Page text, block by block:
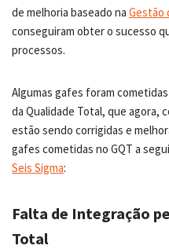
de melhoria baseado na Gestão
conseguiram obter o sucesso
processos.
Algumas gafes foram
da Qualidade Total, que agora,
estão sendo corrigidas e
gafes cometidas no GQT a
Seis Sigma:
Falta de Integração
Total